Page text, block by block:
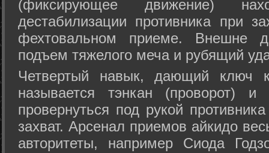
(фиксирующее движение)
дестабилизации противника при
фехтовальном приеме. Внешне
подъем тяжелого меча и рубящий
Четвертый навык, дающий ключ
называется тэнкан (проворот)
провернуться под рукой
захват. Арсенал приемов айкидо
авторитеты, например Сиода